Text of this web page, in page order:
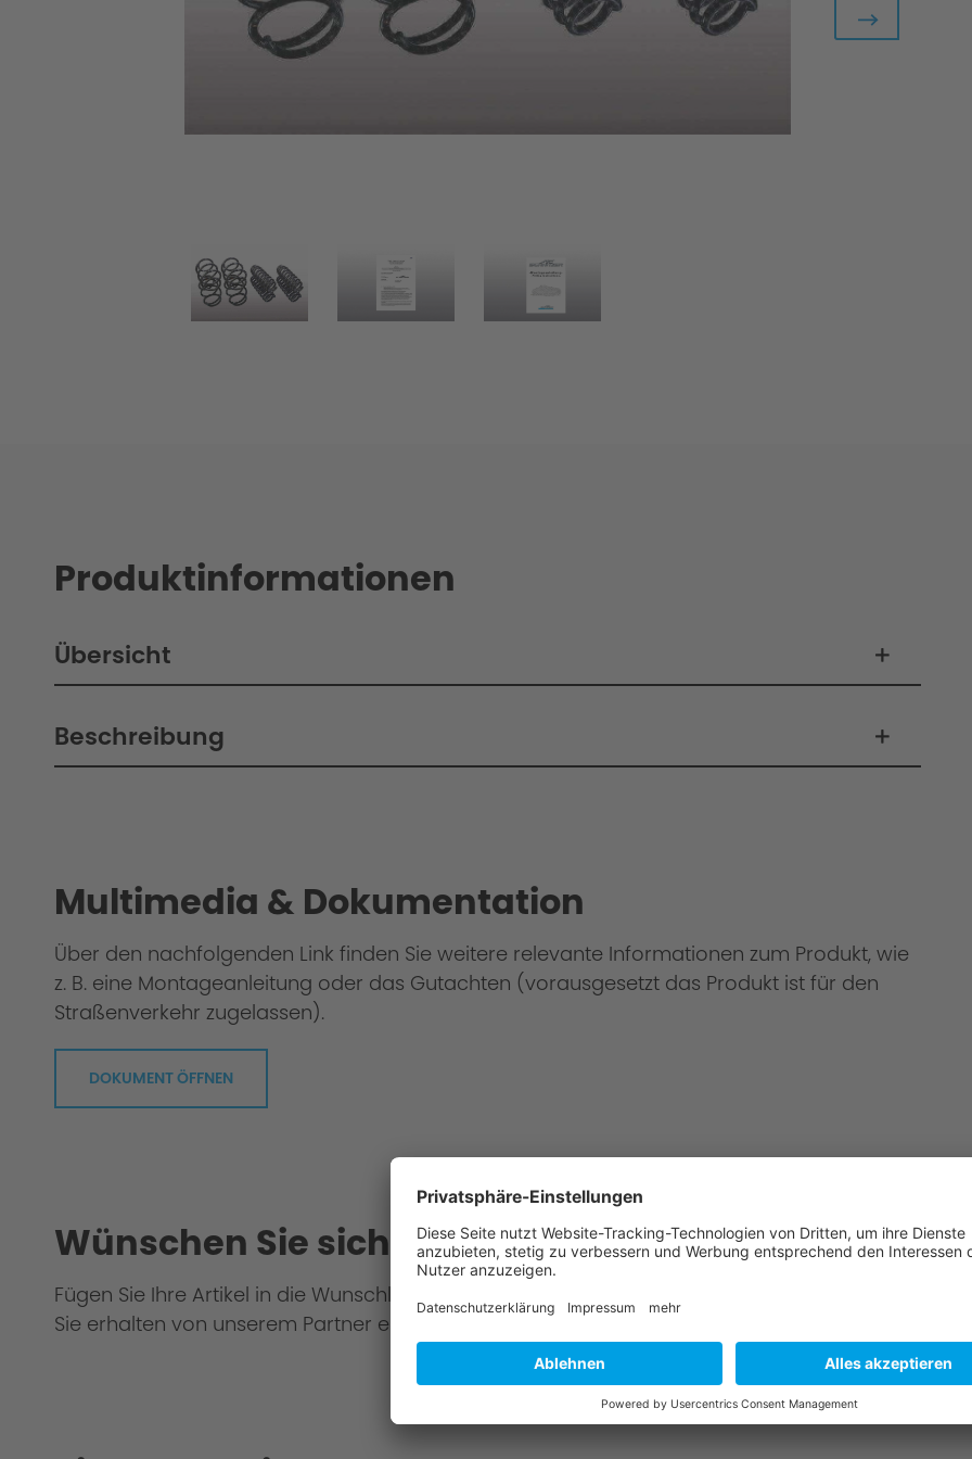
Produktinformationen
Übersicht
Beschreibung
Bei uns geht jedes Fahrwerk durch die "Grüne Hölle".
Multimedia & Dokumentation
Über den nachfolgenden Link finden Sie weitere relevante Informationen zum Produkt, wie
z. B. eine Montageanleitung oder das Gutachten (vorausgesetzt das Produkt ist für den
Straßenverkehr zugelassen).
DOKUMENT ÖFFNEN
Wünschen Sie sich eine Montage?
Fügen Sie Ihre Artikel in die Wunschliste hinzu & wählen Sie einen AC Schnitzer-Partner aus.
Sie erhalten von unserem Partner ein Gesamtangebot für die Teile & Montage.